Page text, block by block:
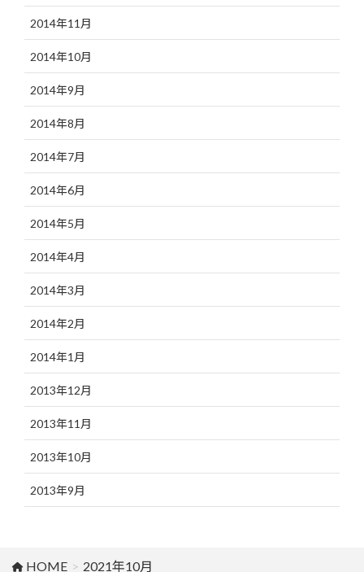
2014年11月
2014年10月
2014年9月
2014年8月
2014年7月
2014年6月
2014年5月
2014年4月
2014年3月
2014年2月
2014年1月
2013年12月
2013年11月
2013年10月
2013年9月
HOME 2021年10月